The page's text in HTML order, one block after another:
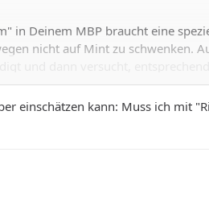
in Deinem MBP braucht eine
nicht auf Mint zu schwenken.
und dann versucht,
einschätzen kann: Muss ich mit